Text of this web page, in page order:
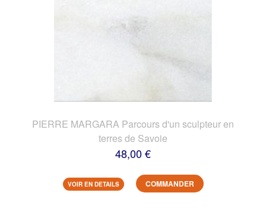
PIERRE MARGARA Parcours d'un sculpteur en
terres de Savoie
48,00 €
VOIR EN DETAILS COMMANDER